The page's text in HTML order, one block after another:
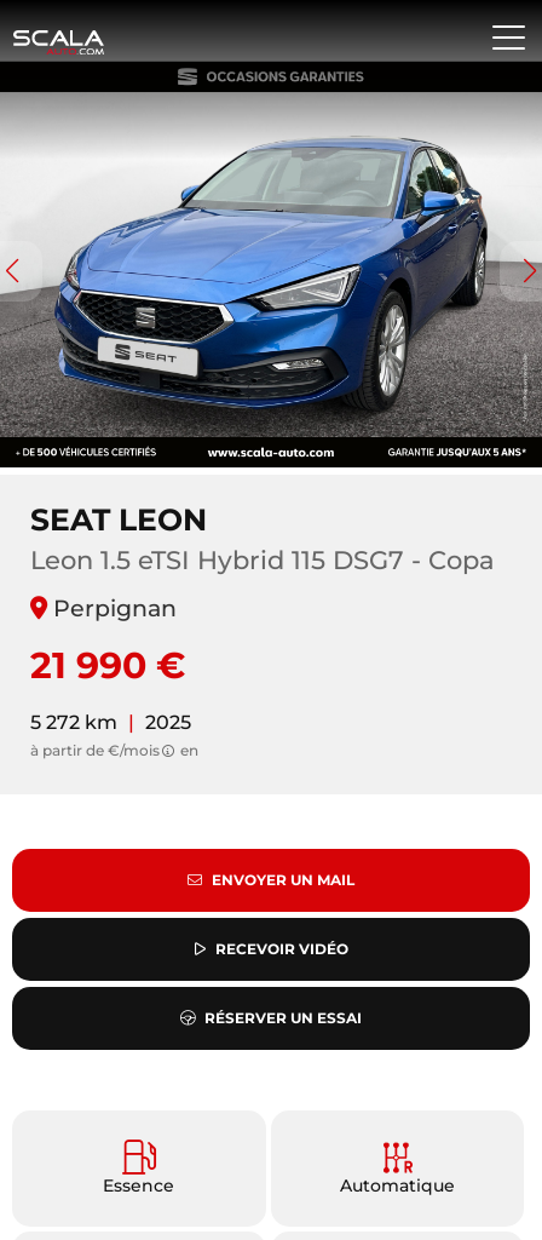
SEAT LEON
Leon 1.5 eTSI Hybrid 115 DSG7 - Copa
Perpignan
21 990 €
5 272 km | 2025
à partir de €/mois en
ENVOYER UN MAIL
RECEVOIR VIDÉO
RÉSERVER UN ESSAI
Essence Automatique